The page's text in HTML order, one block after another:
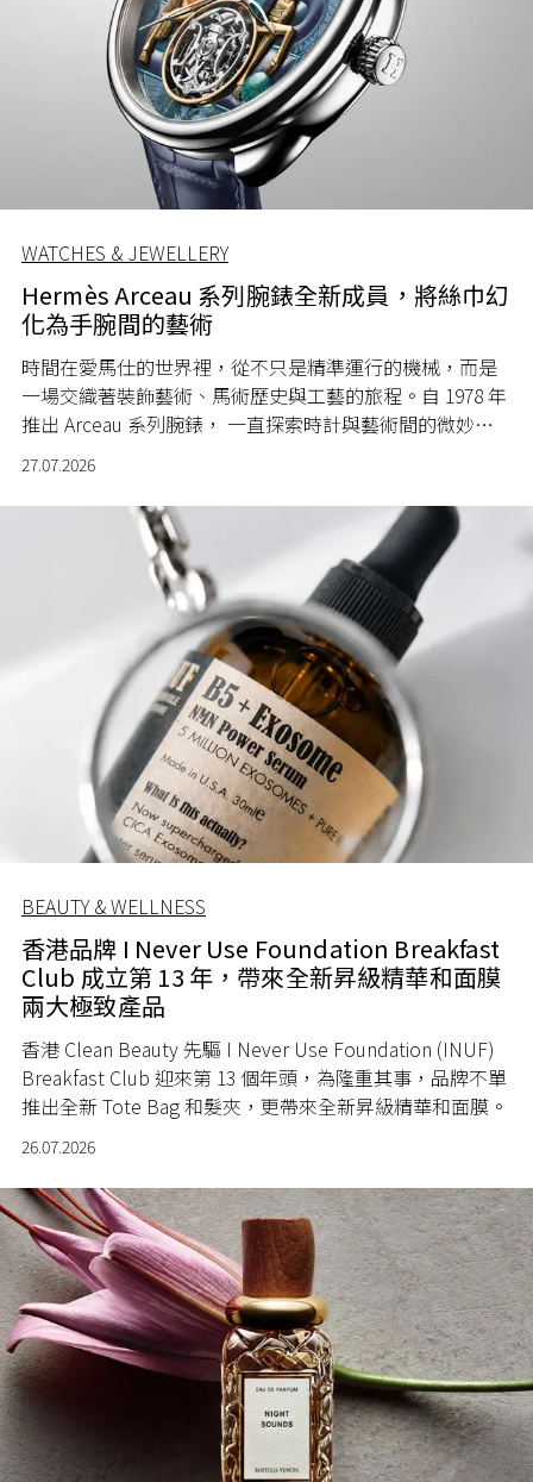
WATCHES & JEWELLERY
Hermès Arceau 系列腕錶全新成員，將絲巾幻
化為手腕間的藝術
時間在愛馬仕的世界裡，從不只是精準運行的機械，而是
一場交織著裝飾藝術、馬術歷史與工藝的旅程。自 1978 年
推出 Arceau 系列腕錶， 一直探索時計與藝術間的微妙關
27.07.2026
BEAUTY & WELLNESS
香港品牌 I Never Use Foundation Breakfast
Club 成立第 13 年，帶來全新昇級精華和面膜
兩大極致產品
香港 Clean Beauty 先驅 I Never Use Foundation (INUF)
Breakfast Club 迎來第 13 個年頭，為隆重其事，品牌不單
推出全新 Tote Bag 和髮夾，更帶來全新昇級精華和面膜。
26.07.2026